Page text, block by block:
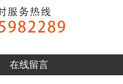
在线留言